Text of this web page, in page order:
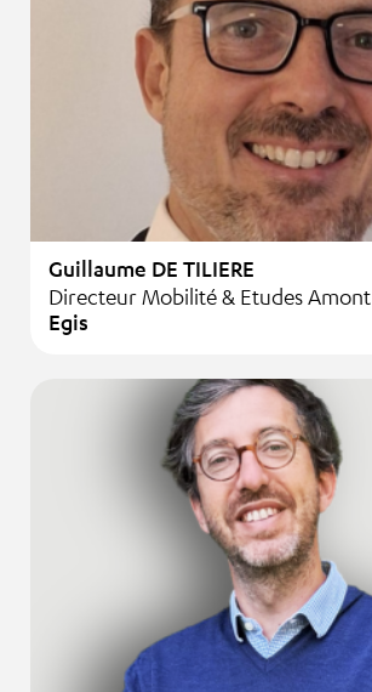
Guillaume DE TILIERE
Directeur Mobilité & Etudes Amont
Egis